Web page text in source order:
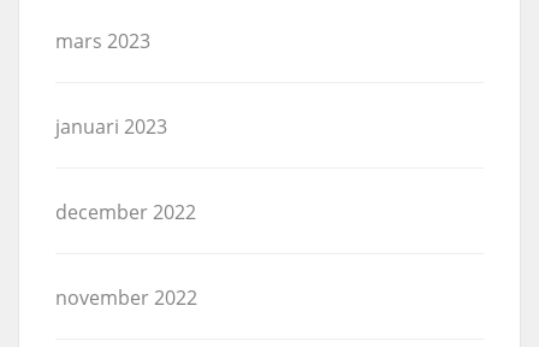
mars 2023
januari 2023
december 2022
november 2022